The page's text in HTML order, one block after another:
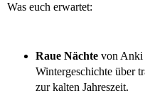
Was euch erwartet:
Raue Nächte von Anki
Wintergeschichte über
zur kalten Jahreszeit.